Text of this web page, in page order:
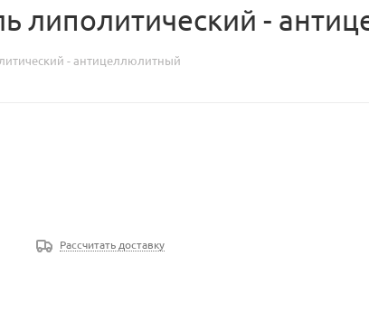
липолитический -
- антицеллюлитный
Рассчитать доставку